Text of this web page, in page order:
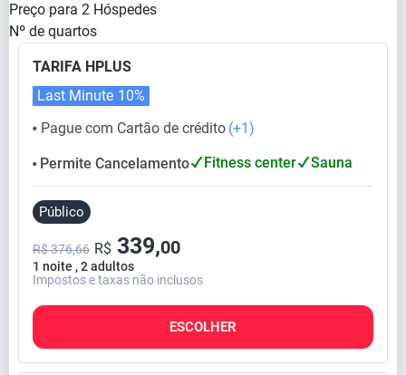
Preço para 2 Hóspedes
Nº de quartos
TARIFA HPLUS
⬤ Pague com Cartão de crédito (+1)
Last Minute 10%
⬤ Permite Cancelamento Fitness center Sauna
Público
1 noite , 2 adultos
R$ 376,66 R$ 339,00
Impostos e taxas não inclusos
ESCOLHER